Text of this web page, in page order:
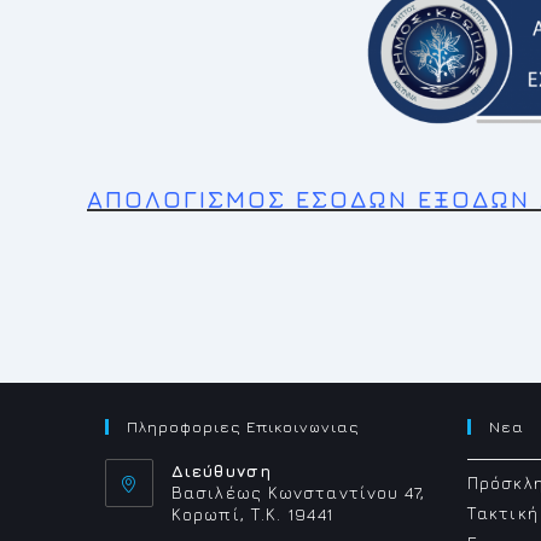
ΑΠΟΛΟΓΙΣΜΟΣ ΕΣΟΔΩΝ ΕΞΟΔΩΝ
Πληροφοριες Επικοινωνιας
Διεύθυνση
Βασιλέως Κωνσταντίνου 47,
Κορωπί, Τ.Κ. 19441
Νεα